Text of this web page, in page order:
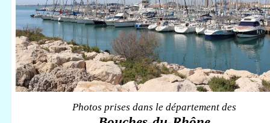
Photos prises dans le département des